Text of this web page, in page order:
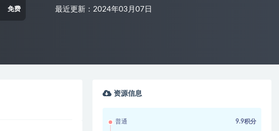
免费 最近更新：2024年03月07日
资源信息
普通 9.9积分